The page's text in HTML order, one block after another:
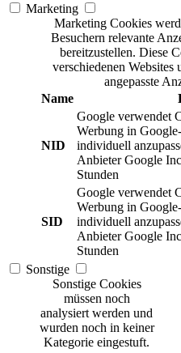
Marketing
Marketing Cookies
Besuchern relevante
bereitzustellen. Diese
verschiedenen
angepasste
Name
NID
Google verwendet
Werbung in
individuell
Anbieter Google
Stunden
SID
Google verwendet
Werbung in
individuell
Anbieter Google
Stunden
Sonstige
Sonstige Cookies
müssen noch
analysiert werden und
wurden noch in keiner
Kategorie eingestuft.